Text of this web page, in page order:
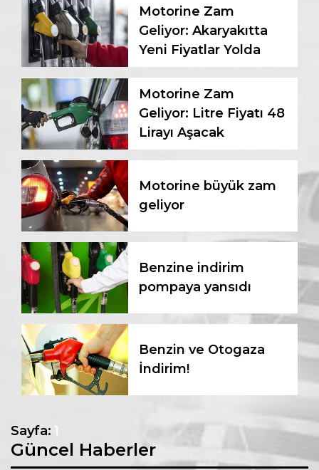
Motorine Zam
Geliyor: Akaryakıtta
Yeni Fiyatlar Yolda
Motorine Zam
Geliyor: Litre Fiyatı 48
Lirayı Aşacak
Motorine büyük zam
geliyor
Benzine indirim
pompaya yansıdı
Benzin ve Otogaza
İndirim!
Sayfa: 1
Güncel Haberler